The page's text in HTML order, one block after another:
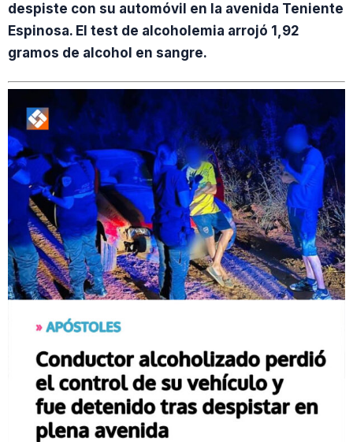
despiste con su automóvil en la avenida Teniente
Espinosa. El test de alcoholemia arrojó 1,92
gramos de alcohol en sangre.